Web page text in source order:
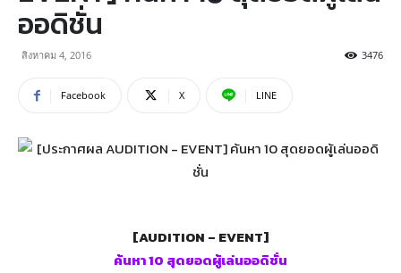
ออดิชั่น
สิงหาคม 4, 2016 3476
Facebook X LINE
[AUDITION – EVENT]
ค้นหา 10 สุดยอดผู้เล่นออดิชั่น